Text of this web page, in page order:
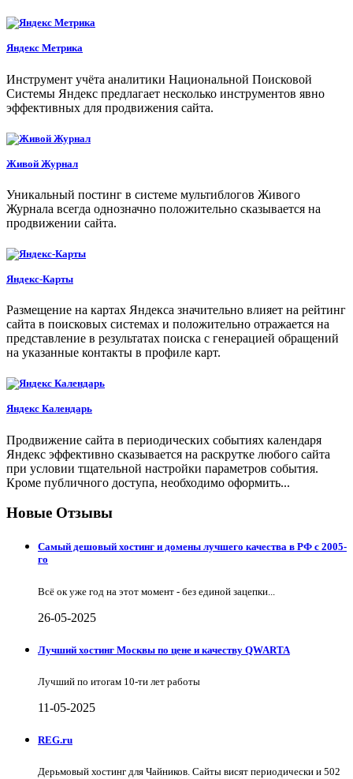
Яндекс Метрика
Инструмент учёта аналитики Национальной Поисковой
Системы Яндекс предлагает несколько инструментов явно
эффективных для продвижения сайта.
Живой Журнал
Уникальный постинг в системе мультиблогов Живого
Журнала всегда однозначно положительно сказывается на
продвижении сайта.
Яндекс-Карты
Размещение на картах Яндекса значительно влияет на рейтинг
сайта в поисковых системах и положительно отражается на
представление в результатах поиска с генерацией обращений
на указанные контакты в профиле карт.
Яндекс Календарь
Продвижение сайта в периодических событиях календаря
Яндекс эффективно сказывается на раскрутке любого сайта
при условии тщательной настройки параметров события.
Кроме публичного доступа, необходимо оформить...
Новые Отзывы
Самый дешовый хостинг и домены лучшего качества в РФ с 2005-
го
Всё ок уже год на этот момент - без единой зацепки...
26-05-2025
Лучший хостинг Москвы по цене и качеству QWARTA
Лучший по итогам 10-ти лет работы
11-05-2025
REG.ru
Дерьмовый хостинг для Чайников. Сайты висят периодически и 502